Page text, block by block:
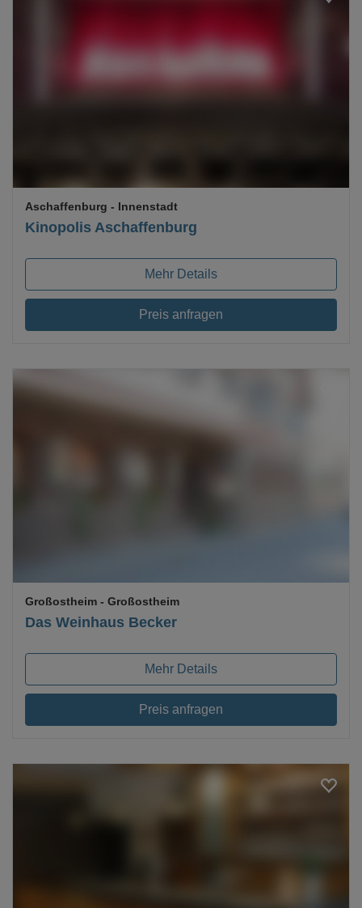
Kinopolis Aschaffenburg
Aschaffenburg - Innenstadt
Mehr Details
Preis anfragen
Das Weinhaus Becker
Großostheim - Großostheim
Mehr Details
Preis anfragen